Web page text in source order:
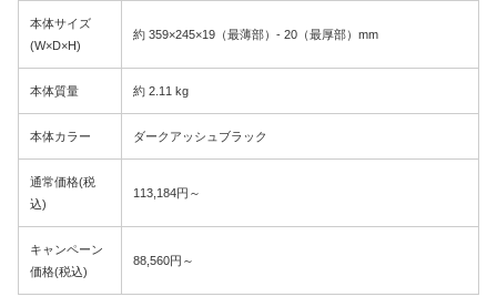
本体サイズ
(W×D×H)
約 359×245×19（最薄部）- 20（最厚部）mm
本体質量 約 2.11 kg
本体カラー ダークアッシュブラック
通常価格(税
込)
113,184円～
キャンペーン
価格(税込)
88,560円～